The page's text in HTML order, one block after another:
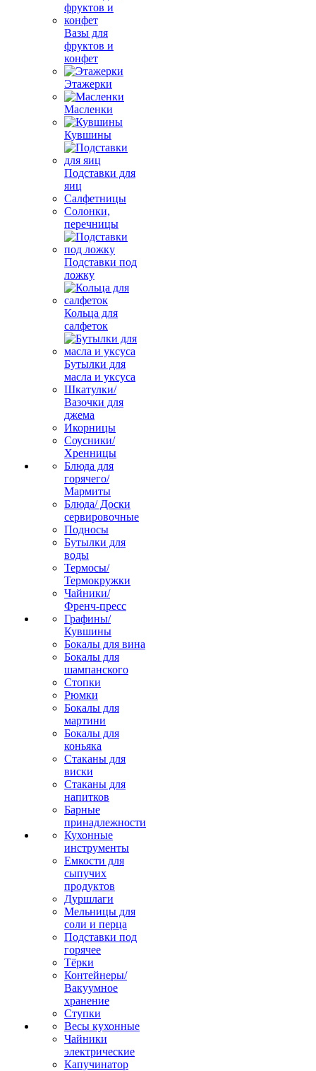
Вазы для
фруктов и
конфет
Этажерки
Масленки
Кувшины
Подставки для
яиц
Салфетницы
Солонки,
перечницы
Подставки под
ложку
Кольца для
салфеток
Бутылки для
масла и уксуса
Шкатулки/
Вазочки для
джема
Икорницы
Соусники/
Хренницы
Блюда для
горячего/
Мармиты
Блюда/ Доски
сервировочные
Подносы
Бутылки для
воды
Термосы/
Термокружки
Чайники/
Френч-пресс
Графины/
Кувшины
Бокалы для вина
Бокалы для
шампанского
Стопки
Рюмки
Бокалы для
мартини
Бокалы для
коньяка
Стаканы для
виски
Стаканы для
напитков
Барные
принадлежности
Кухонные
инструменты
Емкости для
сыпучих
продуктов
Дуршлаги
Мельницы для
соли и перца
Подставки под
горячее
Тёрки
Контейнеры/
Вакуумное
хранение
Ступки
Весы кухонные
Чайники
электрические
Капучинатор